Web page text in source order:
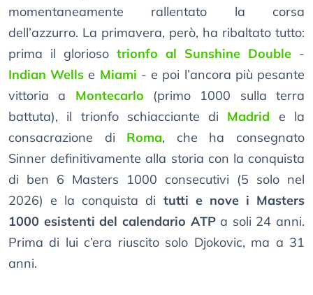
momentaneamente rallentato la corsa
dell’azzurro. La primavera, però, ha ribaltato tutto:
prima il glorioso trionfo al Sunshine Double -
Indian Wells e Miami - e poi l’ancora più pesante
vittoria a Montecarlo (primo 1000 sulla terra
battuta), il trionfo schiacciante di Madrid e la
consacrazione di Roma, che ha consegnato
Sinner definitivamente alla storia con la conquista
di ben 6 Masters 1000 consecutivi (5 solo nel
2026) e la conquista di tutti e nove i Masters
1000 esistenti del calendario ATPa soli 24 anni.
Prima di lui c’era riuscito solo Djokovic, ma a 31
anni.